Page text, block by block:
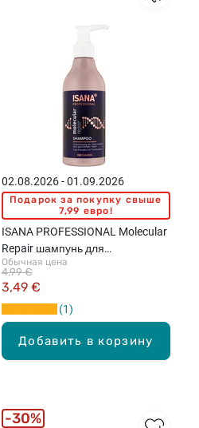
Добавить в корзину
02.08.2026 - 01.09.2026
Подарок за покупку свыше
7,99 евро!
ISANA PROFESSIONAL Molecular
Repair шампунь для
повреждённых и ослабленных
волос, 250мл
Обычная цена
3,49 €
4,99 €
1
30%